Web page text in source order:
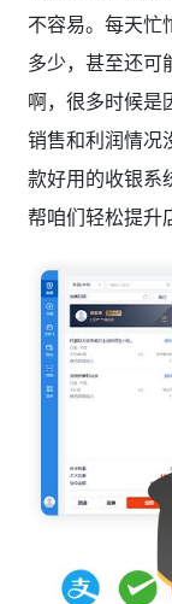
不容易。每天忙
多少，甚至还可
啊，很多时候是
销售和利润情况
款好用的收银系
帮咱们轻松提升